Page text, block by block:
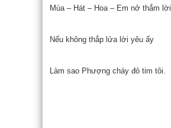
Mùa – Hát – Hoa – Em nở thắm lời
Nếu không thắp lửa lời yêu ấy
Làm sao Phượng cháy đỏ tim tôi.